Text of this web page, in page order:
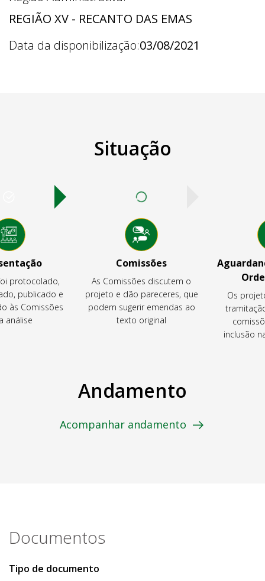
REGIÃO XV - RECANTO DAS EMAS
Data da disponibilização:03/08/2021
Situação
protocolado,
publicado e
às Comissões
análise
Comissões
As Comissões discutem o
projeto e dão pareceres, que
podem sugerir emendas ao
texto original
Os
inclusão
Andamento
Acompanhar andamento
Documentos
Tipo de documento